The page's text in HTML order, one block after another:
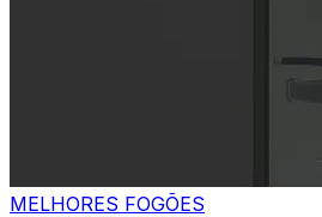
MELHORES FOGÕES